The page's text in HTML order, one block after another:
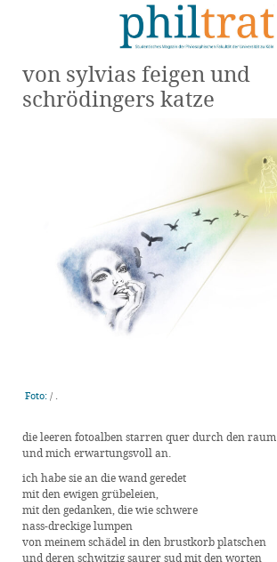
von sylvias feigen und
schrödingers katze
Foto: /
die leeren fotoalben starren quer durch den raum
und mich erwartungsvoll an.
ich habe sie an die wand geredet
mit den ewigen grübeleien,
mit den gedanken, die wie schwere
nass-dreckige lumpen
von meinem schädel in den brustkorb platschen
und deren schwitzig saurer sud mit den worten